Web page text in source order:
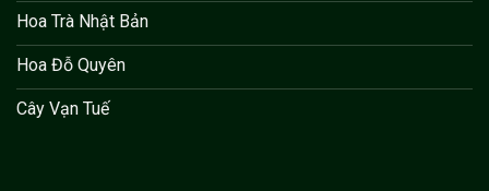
Hoa Trà Nhật Bản
Hoa Đỗ Quyên
Cây Vạn Tuế